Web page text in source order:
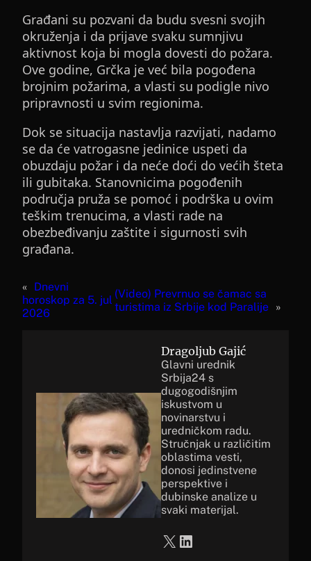
Građani su pozvani da budu svesni svojih
okruženja i da prijave svaku sumnjivu
aktivnost koja bi mogla dovesti do požara.
Ove godine, Grčka je već bila pogođena
brojnim požarima, a vlasti su podigle nivo
pripravnosti u svim regionima.
Dok se situacija nastavlja razvijati, nadamo
se da će vatrogasne jedinice uspeti da
obuzdaju požar i da neće doći do većih šteta
ili gubitaka. Stanovnicima pogođenih
područja pruža se pomoć i podrška u ovim
teškim trenucima, a vlasti rade na
obezbeđivanju zaštite i sigurnosti svih
građana.
« Dnevni
horoskop za 5. jul
2026
(Video) Prevrnuo se čamac sa
turistima iz Srbije kod Paralije »
Dragoljub Gajić
Glavni urednik
Srbija24 s
dugogodišnjim
iskustvom u
novinarstvu i
uredničkom radu.
Stručnjak u različitim
oblastima vesti,
donosi jedinstvene
perspektive i
dubinske analize u
svaki materijal.
X LinkedIn